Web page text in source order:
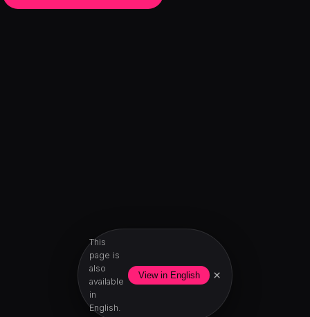
This
page is
also
available
in
English.
View in English ×